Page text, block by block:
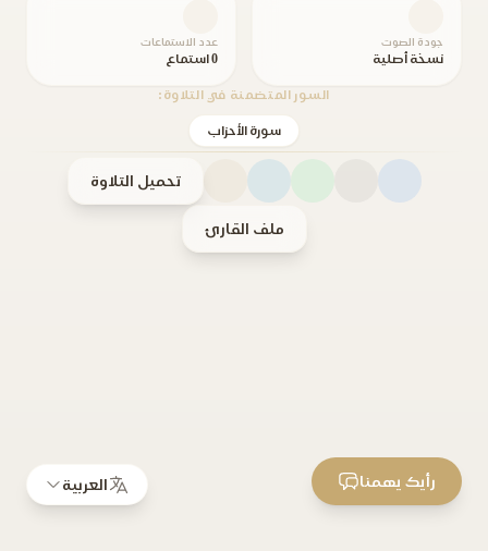
جودة الصوت
نسخة أصلية
عدد الاستماعات
0 استماع
السور المتضمنة في التلاوة:
سورة الأحزاب
تحميل التلاوة
ملف القارئ
العربية رأيك يهمنا